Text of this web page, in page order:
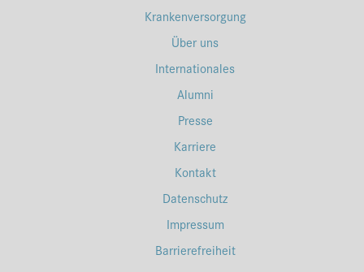
Krankenversorgung
Über uns
Internationales
Alumni
Presse
Karriere
Kontakt
Datenschutz
Impressum
Barrierefreiheit